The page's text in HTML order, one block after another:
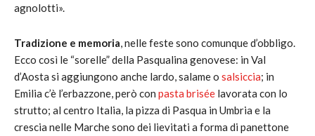
agnolotti».
Tradizione e memoria, nelle feste sono comunque d’obbligo.
Ecco così le “sorelle” della Pasqualina genovese: in Val
d’Aosta si aggiungono anche lardo, salame o salsiccia; in
Emilia c’è l’erbazzone, però con pasta brisée lavorata con lo
strutto; al centro Italia, la pizza di Pasqua in Umbria e la
crescia nelle Marche sono dei lievitati a forma di panettone